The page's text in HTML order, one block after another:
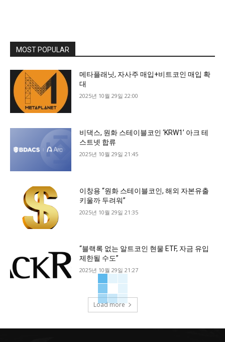
MOST POPULAR
메타플래닛, 자사주 매입+비트코인 매입 확
대
2025년 10월 29일 22:00
비댁스, 원화 스테이블코인 ‘KRW1’ 아크 테
스트넷 합류
2025년 10월 29일 21:45
이창용 “원화 스테이블코인, 해외 자본유출
키울까 두려워”
2025년 10월 29일 21:35
“블랙록 없는 알트코인 현물 ETF, 자금 유입
제한될 수도”
2025년 10월 29일 21:27
Load more